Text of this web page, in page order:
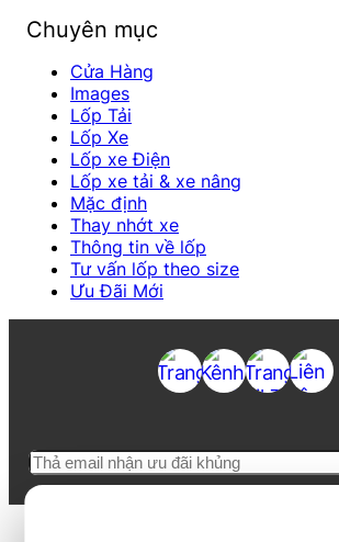
Chuyên mục
Cửa Hàng
Images
Lốp Tải
Lốp Xe
Lốp xe Điện
Lốp xe tải & xe nâng
Mặc định
Thay nhớt xe
Thông tin về lốp
Tư vấn lốp theo size
Ưu Đãi Mới